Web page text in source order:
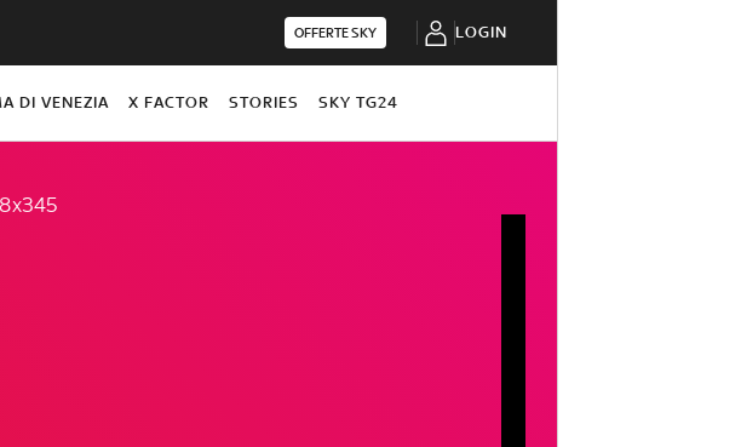
OFFERTE SKY LOGIN
DI VENEZIA X FACTOR STORIES SKY TG24